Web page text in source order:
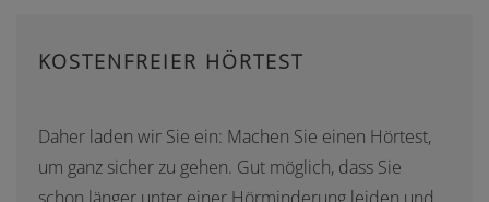
KOSTENFREIER HÖRTEST
Daher laden wir Sie ein: Machen Sie einen Hörtest,
um ganz sicher zu gehen. Gut möglich, dass Sie